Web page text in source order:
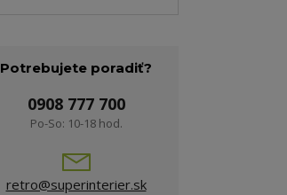
Potrebujete poradiť?
0908 777 700
Po-So: 10-18 hod.
retro@superinterier.sk